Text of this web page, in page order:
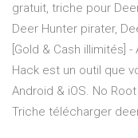
gratuit, triche pour
Deer Hunter pirater,
[Gold & Cash illimités]
Hack est un outil que
Android & iOS. No
Triche télécharger